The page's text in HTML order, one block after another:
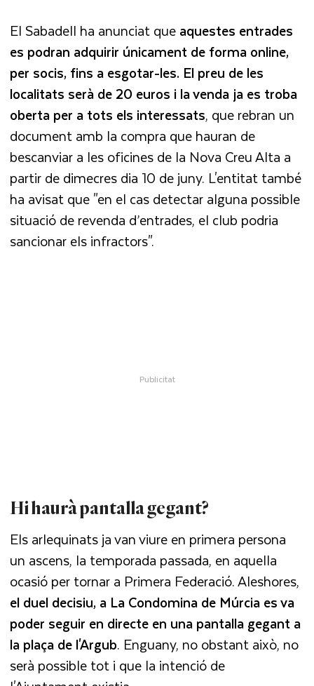
El Sabadell ha anunciat queaquestes entrades
es podran adquirir únicament de forma online,
per socis, fins a esgotar-les. El preu de les
localitats serà de 20 euros i la venda ja es troba
oberta per a tots els interessats, que rebran un
document amb la compra que hauran de
bescanviar a les oficines de la Nova Creu Alta a
partir de dimecres dia 10 de juny. L'entitat també
ha avisat que "en el cas detectar alguna possible
situació de revenda d’entrades, el club podria
sancionar els infractors".
Hi haurà pantalla gegant?
Els arlequinats ja van viure en primera persona
un ascens, la temporada passada, en aquella
ocasió per tornar a Primera Federació. Aleshores,
el duel decisiu, a La Condomina de Múrcia es va
poder seguir en directe en una pantalla gegant a
la plaça de l'Argub. Enguany, no obstant això, no
serà possible tot i que la intenció de